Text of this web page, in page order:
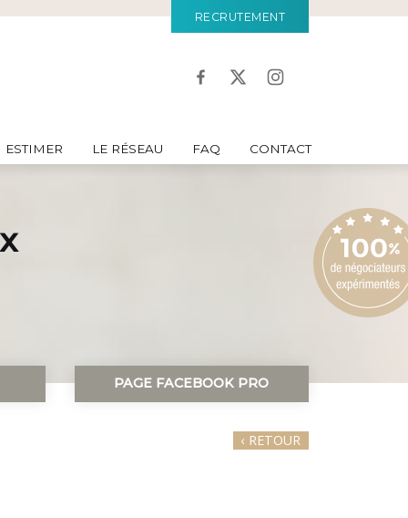
RECRUTEMENT
ESTIMER LE RÉSEAU FAQ CONTACT
PAGE FACEBOOK PRO
‹ RETOUR